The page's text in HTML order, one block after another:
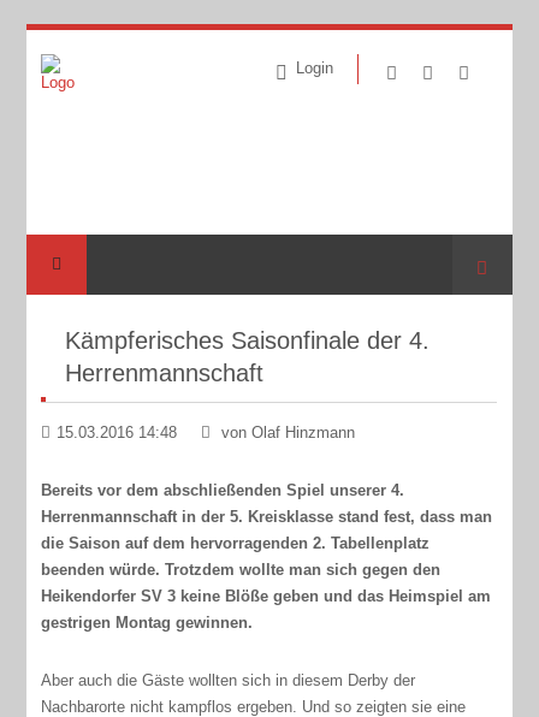
Login
Suche
Kämpferisches Saisonfinale der 4.
Herrenmannschaft
15.03.2016 14:48 von Olaf Hinzmann
Bereits vor dem abschließenden Spiel unserer 4.
Herrenmannschaft in der 5. Kreisklasse stand fest, dass man
die Saison auf dem hervorragenden 2. Tabellenplatz
beenden würde. Trotzdem wollte man sich gegen den
Heikendorfer SV 3 keine Blöße geben und das Heimspiel am
gestrigen Montag gewinnen.
Aber auch die Gäste wollten sich in diesem Derby der
Nachbarorte nicht kampflos ergeben. Und so zeigten sie eine